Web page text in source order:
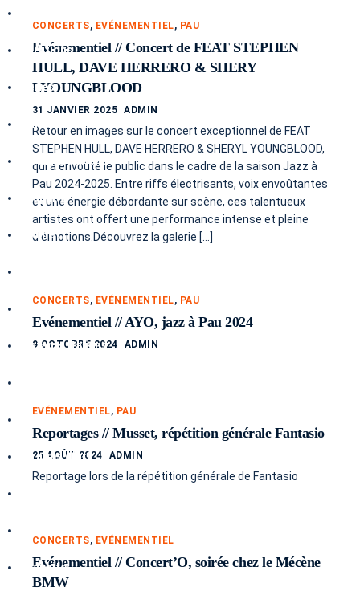
Parutions
Séries
Carnets de voyage
Instants Italiens
Graphite
Brume
Instants Italiens
Tirages d’art
Graphite
CONCERTS, EVÉNEMENTIEL, PAU
Evénementiel // Concert de FEAT STEPHEN
HULL, DAVE HERRERO & SHERY
LYOUNGBLOOD
31 JANVIER 2025 ADMIN
Retour en images sur le concert exceptionnel de FEAT
STEPHEN HULL, DAVE HERRERO & SHERYL YOUNGBLOOD,
qui a envoûté le public dans le cadre de la saison Jazz à
Pau 2024-2025. Entre riffs électrisants, voix envoûtantes
et une énergie débordante sur scène, ces talentueux
artistes ont offert une performance intense et pleine
d’émotions.Découvrez la galerie […]
CONCERTS, EVÉNEMENTIEL, PAU
Evénementiel // AYO, jazz à Pau 2024
9 OCTOBRE 2024 ADMIN
EVÉNEMENTIEL, PAU
Reportages // Musset, répétition générale Fantasio
25 AOÛT 2024 ADMIN
Reportage lors de la répétition générale de Fantasio
CONCERTS, EVÉNEMENTIEL
Evénementiel // Concert’O, soirée chez le Mécène
BMW